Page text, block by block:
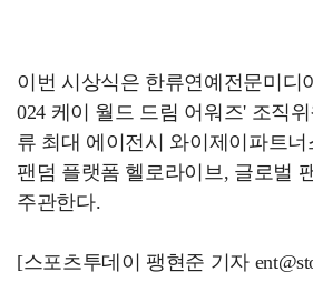
이번 시상식은 한류연예전문미디
024 케이 월드 드림 어워즈' 조직
류 최대 에이전시 와이제이파트너
팬덤 플랫폼 헬로라이브, 글로벌
주관한다.
[스포츠투데이 팽현준 기자